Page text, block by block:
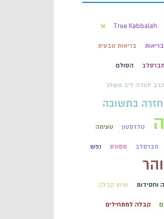
True Kabbalah א'
בריאות בריאות טבעית
הסולם
הרב יהודה ליב אשלג
חזרה בתשובה
טלזסטון טעימה
מברסלב מסורת נפש
וחסידות ערוץ קבלה
קבלה למתחילים